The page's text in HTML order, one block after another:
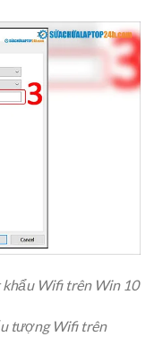
khẩu Wifi trên Win 10
tượng Wifi trên